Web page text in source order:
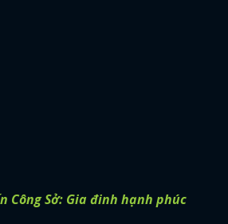
Công Sở: Gia đinh hạnh phúc